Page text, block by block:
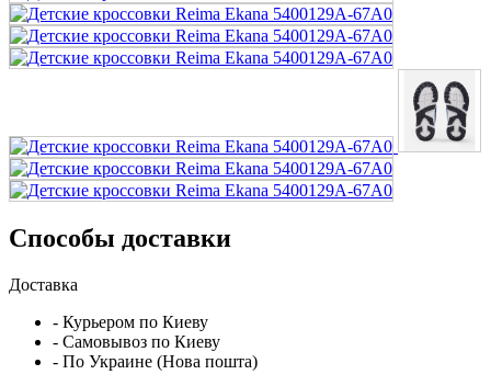
Способы доставки
Доставка
- Курьером по Киеву
- Самовывоз по Киеву
- По Украине (Нова пошта)